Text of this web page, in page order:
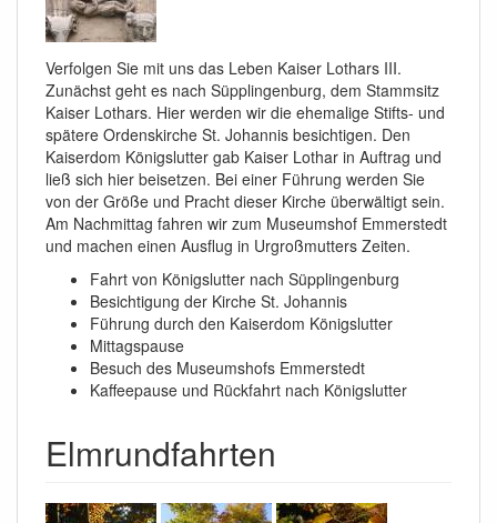
Verfolgen Sie mit uns das Leben Kaiser Lothars III.
Zunächst geht es nach Süpplingenburg, dem Stammsitz
Kaiser Lothars. Hier werden wir die ehemalige Stifts- und
spätere Ordenskirche St. Johannis besichtigen. Den
Kaiserdom Königslutter gab Kaiser Lothar in Auftrag und
ließ sich hier beisetzen. Bei einer Führung werden Sie
von der Größe und Pracht dieser Kirche überwältigt sein.
Am Nachmittag fahren wir zum Museumshof Emmerstedt
und machen einen Ausflug in Urgroßmutters Zeiten.
Fahrt von Königslutter nach Süpplingenburg
Besichtigung der Kirche St. Johannis
Führung durch den Kaiserdom Königslutter
Mittagspause
Besuch des Museumshofs Emmerstedt
Kaffeepause und Rückfahrt nach Königslutter
Elmrundfahrten